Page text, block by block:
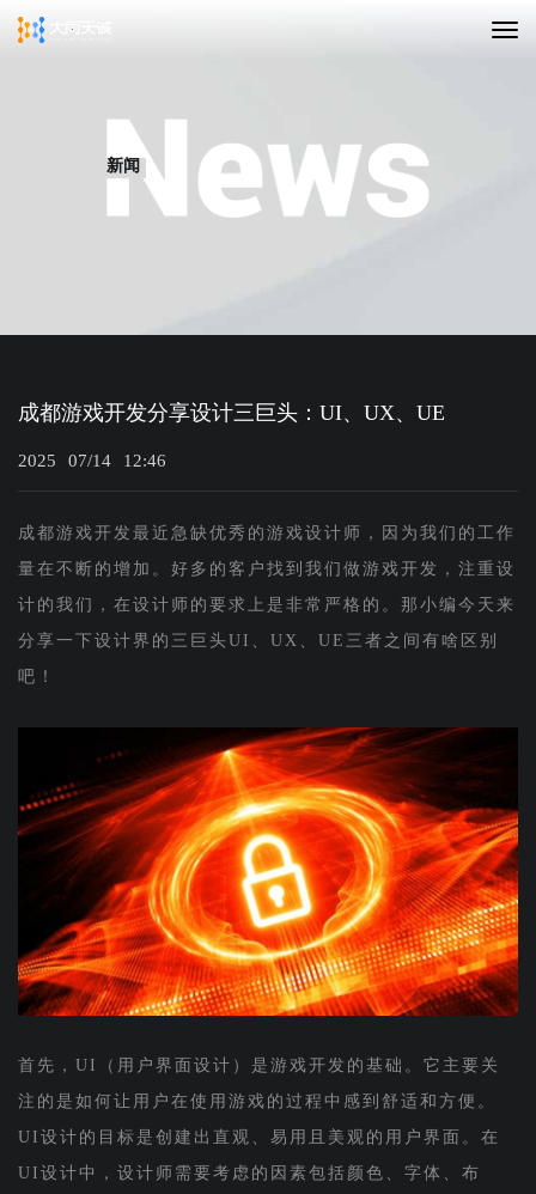
新闻
成都游戏开发分享设计三巨头：UI、UX、UE
2025 07/14 12:46
成都游戏开发最近急缺优秀的游戏设计师，因为我们的工作
量在不断的增加。好多的客户找到我们做游戏开发，注重设
计的我们，在设计师的要求上是非常严格的。那小编今天来
分享一下设计界的三巨头UI、UX、UE三者之间有啥区别
吧！
首先，UI（用户界面设计）是游戏开发的基础。它主要关
注的是如何让用户在使用游戏的过程中感到舒适和方便。
UI设计的目标是创建出直观、易用且美观的用户界面。在
UI设计中，设计师需要考虑的因素包括颜色、字体、布